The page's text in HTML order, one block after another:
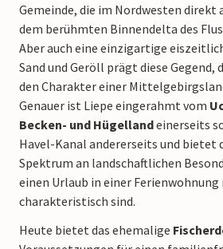
Gemeinde, die im Nordwesten direkt
dem berühmten Binnendelta des
Aber auch eine einzigartige
Sand und Geröll prägt diese Gegend,
den Charakter einer
Genauer ist Liepe eingerahmt vom
Becken- und Hügellandeinerseits
Havel-Kanal andererseits und bietet
Spektrum an landschaftlichen
einen Urlaub in einer Ferienwohnung
charakteristisch sind.
Heute bietet das ehemalige